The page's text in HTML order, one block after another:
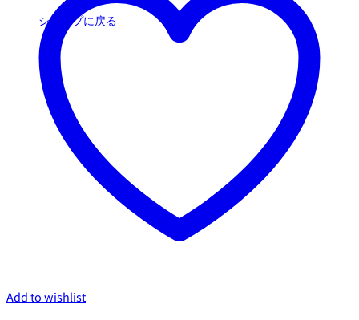
ショップに戻る
Add to wishlist